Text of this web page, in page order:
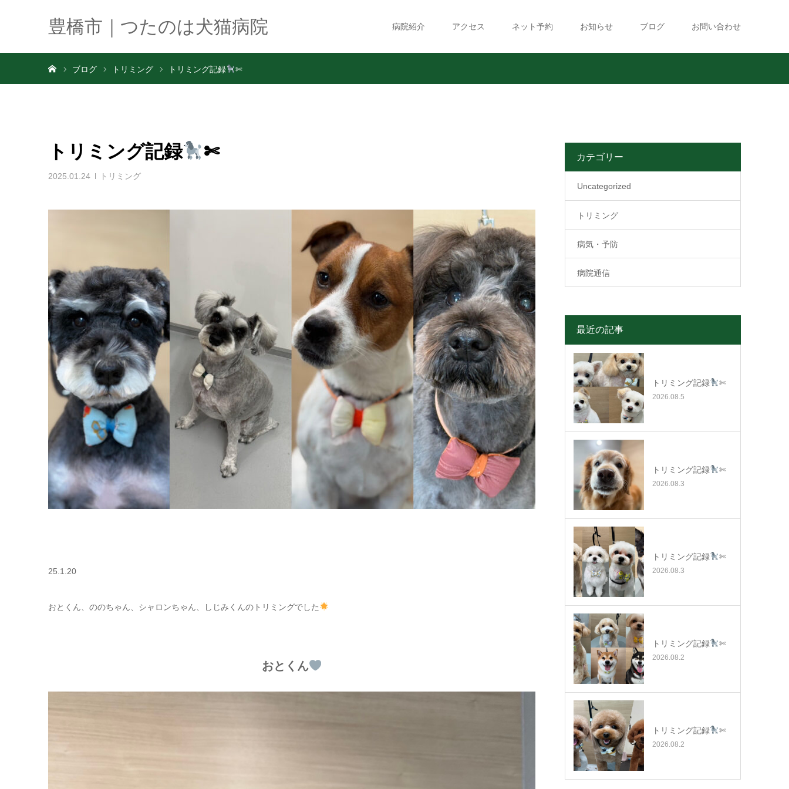
豊橋市｜つたのは犬猫病院 病院紹介 アクセス ネット予約 お知らせ ブログ お問い合わせ
ブログ トリミング トリミング記録 ✄
トリミング記録 ✄
2025.01.24 トリミング
25.1.20
おとくん、ののちゃん、シャロンちゃん、しじみくんのトリミングでした
おとくん
カテゴリー
Uncategorized
トリミング
病気・予防
病院通信
最近の記事
トリミング記録 ✄
2026.08.5
トリミング記録 ✄
2026.08.3
トリミング記録 ✄
2026.08.3
トリミング記録 ✄
2026.08.2
トリミング記録 ✄
2026.08.2